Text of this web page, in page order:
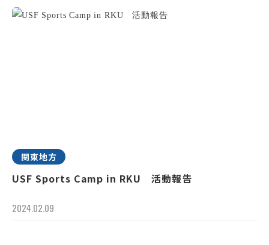
関東地方
USF Sports Camp in RKU 活動報告
2024.02.09